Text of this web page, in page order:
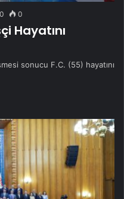
0 0
Hayatını
sonucu F.C. (55) hayatını